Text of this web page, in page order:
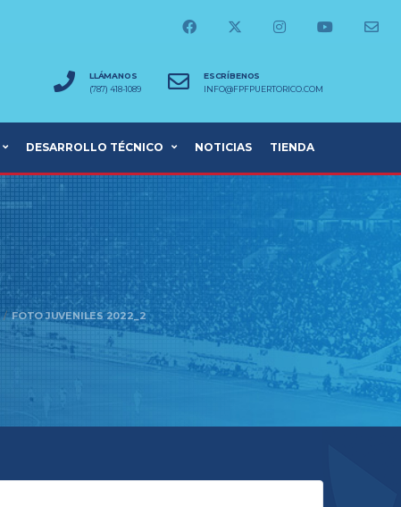
LLÁMANOS
(787) 418-1089
ESCRÍBENOS
INFO@FPFPUERTORICO.COM
DESARROLLO TÉCNICO NOTICIAS TIENDA
FOTO JUVENILES 2022_2